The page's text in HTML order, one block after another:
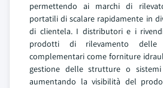
permettendo ai marchi di
portatili di scalare rapidamente in
di clientela. I distributori e i
prodotti di rilevamento
complementari come forniture
gestione delle strutture o
aumentando la visibilità del